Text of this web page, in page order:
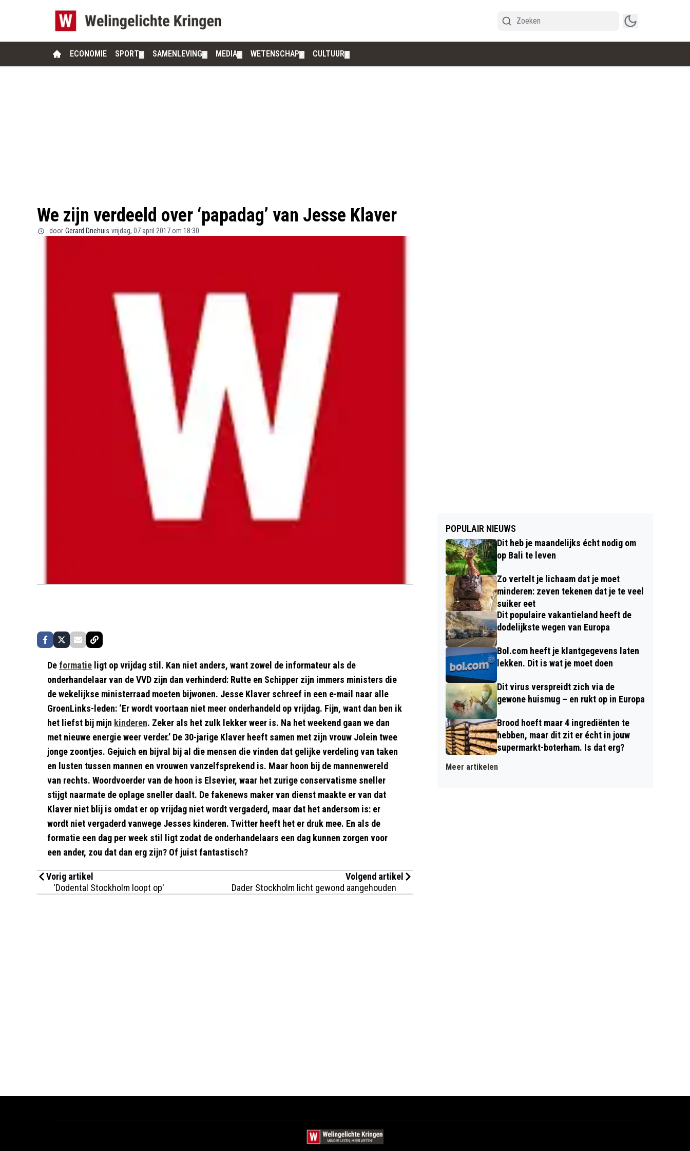
ECONOMIE SPORT SAMENLEVING MEDIA WETENSCHAP CULTUUR
We zijn verdeeld over ‘papadag’ van Jesse Klaver
door Gerard Driehuis vrijdag, 07 april 2017 om 18:30
Deformatie ligt op vrijdag stil. Kan niet anders, want zowel de informateur als de
onderhandelaar van de VVD zijn dan verhinderd: Rutte en Schipper zijn immers ministers die
de wekelijkse ministerraad moeten bijwonen. Jesse Klaver schreef in een e-mail naar alle
GroenLinks-leden: ‘Er wordt voortaan niet meer onderhandeld op vrijdag. Fijn, want dan ben ik
het liefst bij mijn kinderen. Zeker als het zulk lekker weer is. Na het weekend gaan we dan
met nieuwe energie weer verder.’ De 30-jarige Klaver heeft samen met zijn vrouw Jolein twee
jonge zoontjes. Gejuich en bijval bij al die mensen die vinden dat gelijke verdeling van taken
en lusten tussen mannen en vrouwen vanzelfsprekend is. Maar hoon bij de mannenwereld
van rechts. Woordvoerder van de hoon is Elsevier, waar het zurige conservatisme sneller
stijgt naarmate de oplage sneller daalt. De fakenews maker van dienst maakte er van dat
Klaver niet blij is omdat er op vrijdag niet wordt vergaderd, maar dat het andersom is: er
wordt niet vergaderd vanwege Jesses kinderen. Twitter heeft het er druk mee. En als de
formatie een dag per week stil ligt zodat de onderhandelaars een dag kunnen zorgen voor
een ander, zou dat dan erg zijn? Of juist fantastisch?
Vorig artikel
'Dodental Stockholm loopt op'
Volgend artikel
Dader Stockholm licht gewond aangehouden
POPULAIR NIEUWS
Dit heb je maandelijks écht nodig om
op Bali te leven
Zo vertelt je lichaam dat je moet
minderen: zeven tekenen dat je te veel
suiker eet
Dit populaire vakantieland heeft de
dodelijkste wegen van Europa
Bol.com heeft je klantgegevens laten
lekken. Dit is wat je moet doen
Dit virus verspreidt zich via de
gewone huismug – en rukt op in Europa
Brood hoeft maar 4 ingrediënten te
hebben, maar dit zit er écht in jouw
supermarkt-boterham. Is dat erg?
Meer artikelen